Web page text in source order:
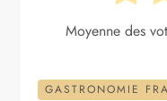
Moyenne des
GASTRONOMIE